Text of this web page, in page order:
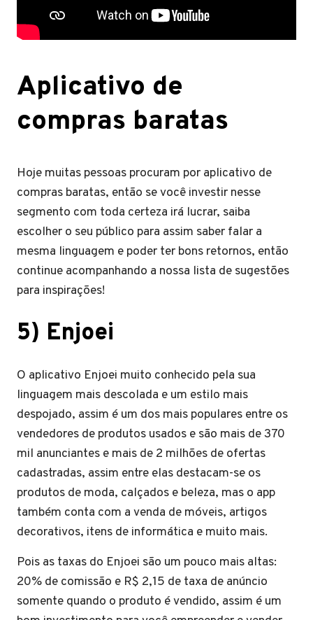
Aplicativo de
compras baratas
Hoje muitas pessoas procuram por aplicativo de
compras baratas, então se você investir nesse
segmento com toda certeza irá lucrar, saiba
escolher o seu público para assim saber falar a
mesma linguagem e poder ter bons retornos, então
continue acompanhando a nossa lista de sugestões
para inspirações!
5) Enjoei
O aplicativo Enjoei muito conhecido pela sua
linguagem mais descolada e um estilo mais
despojado, assim é um dos mais populares entre os
vendedores de produtos usados e são mais de 370
mil anunciantes e mais de 2 milhões de ofertas
cadastradas, assim entre elas destacam-se os
produtos de moda, calçados e beleza, mas o app
também conta com a venda de móveis, artigos
decorativos, itens de informática e muito mais.
Pois as taxas do Enjoei são um pouco mais altas:
20% de comissão e R$ 2,15 de taxa de anúncio
somente quando o produto é vendido, assim é um